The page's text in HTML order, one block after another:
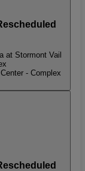
at Stormont Vail
- Complex